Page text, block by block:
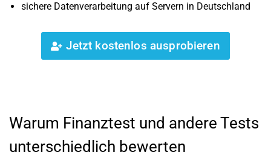
sichere Datenverarbeitung auf Servern in Deutschland
Jetzt kostenlos ausprobieren
Warum Finanztest und andere Tests
unterschiedlich bewerten